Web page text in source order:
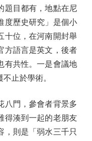
題目都有，地點在尼
度歷史研究」是個小
十位，在河南開封舉
方語言是英文，後者
有共性。一是會議地
止於學術。
門，參會者背景多
得湊到一起的老朋友
，則是「弱水三千只